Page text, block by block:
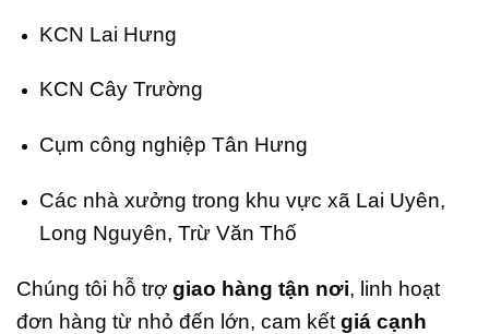
KCN Lai Hưng
KCN Cây Trường
Cụm công nghiệp Tân Hưng
Các nhà xưởng trong khu vực xã Lai Uyên,
Long Nguyên, Trừ Văn Thố
Chúng tôi hỗ trợ giao hàng tận nơi, linh hoạt
đơn hàng từ nhỏ đến lớn, cam kết giá cạnh